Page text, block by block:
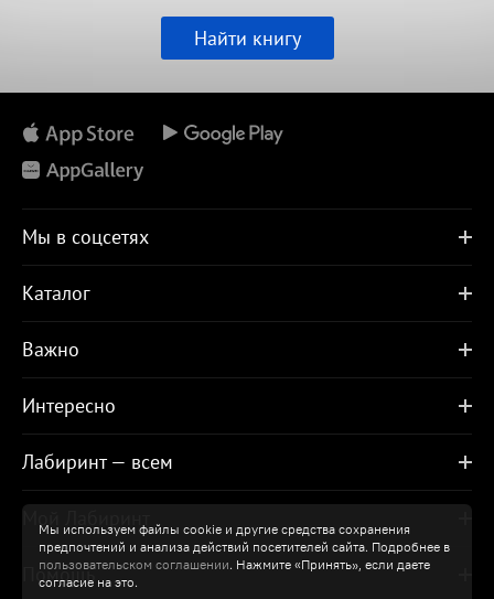
Мы используем файлы cookie и другие средства сохранения
предпочтений и анализа действий посетителей сайта. Подробнее в
пользовательском соглашении. Нажмите «Принять», если даете
согласие на это.
Найти книгу
Мы в соцсетях
Каталог
Важно
Интересно
Лабиринт — всем
Помощь